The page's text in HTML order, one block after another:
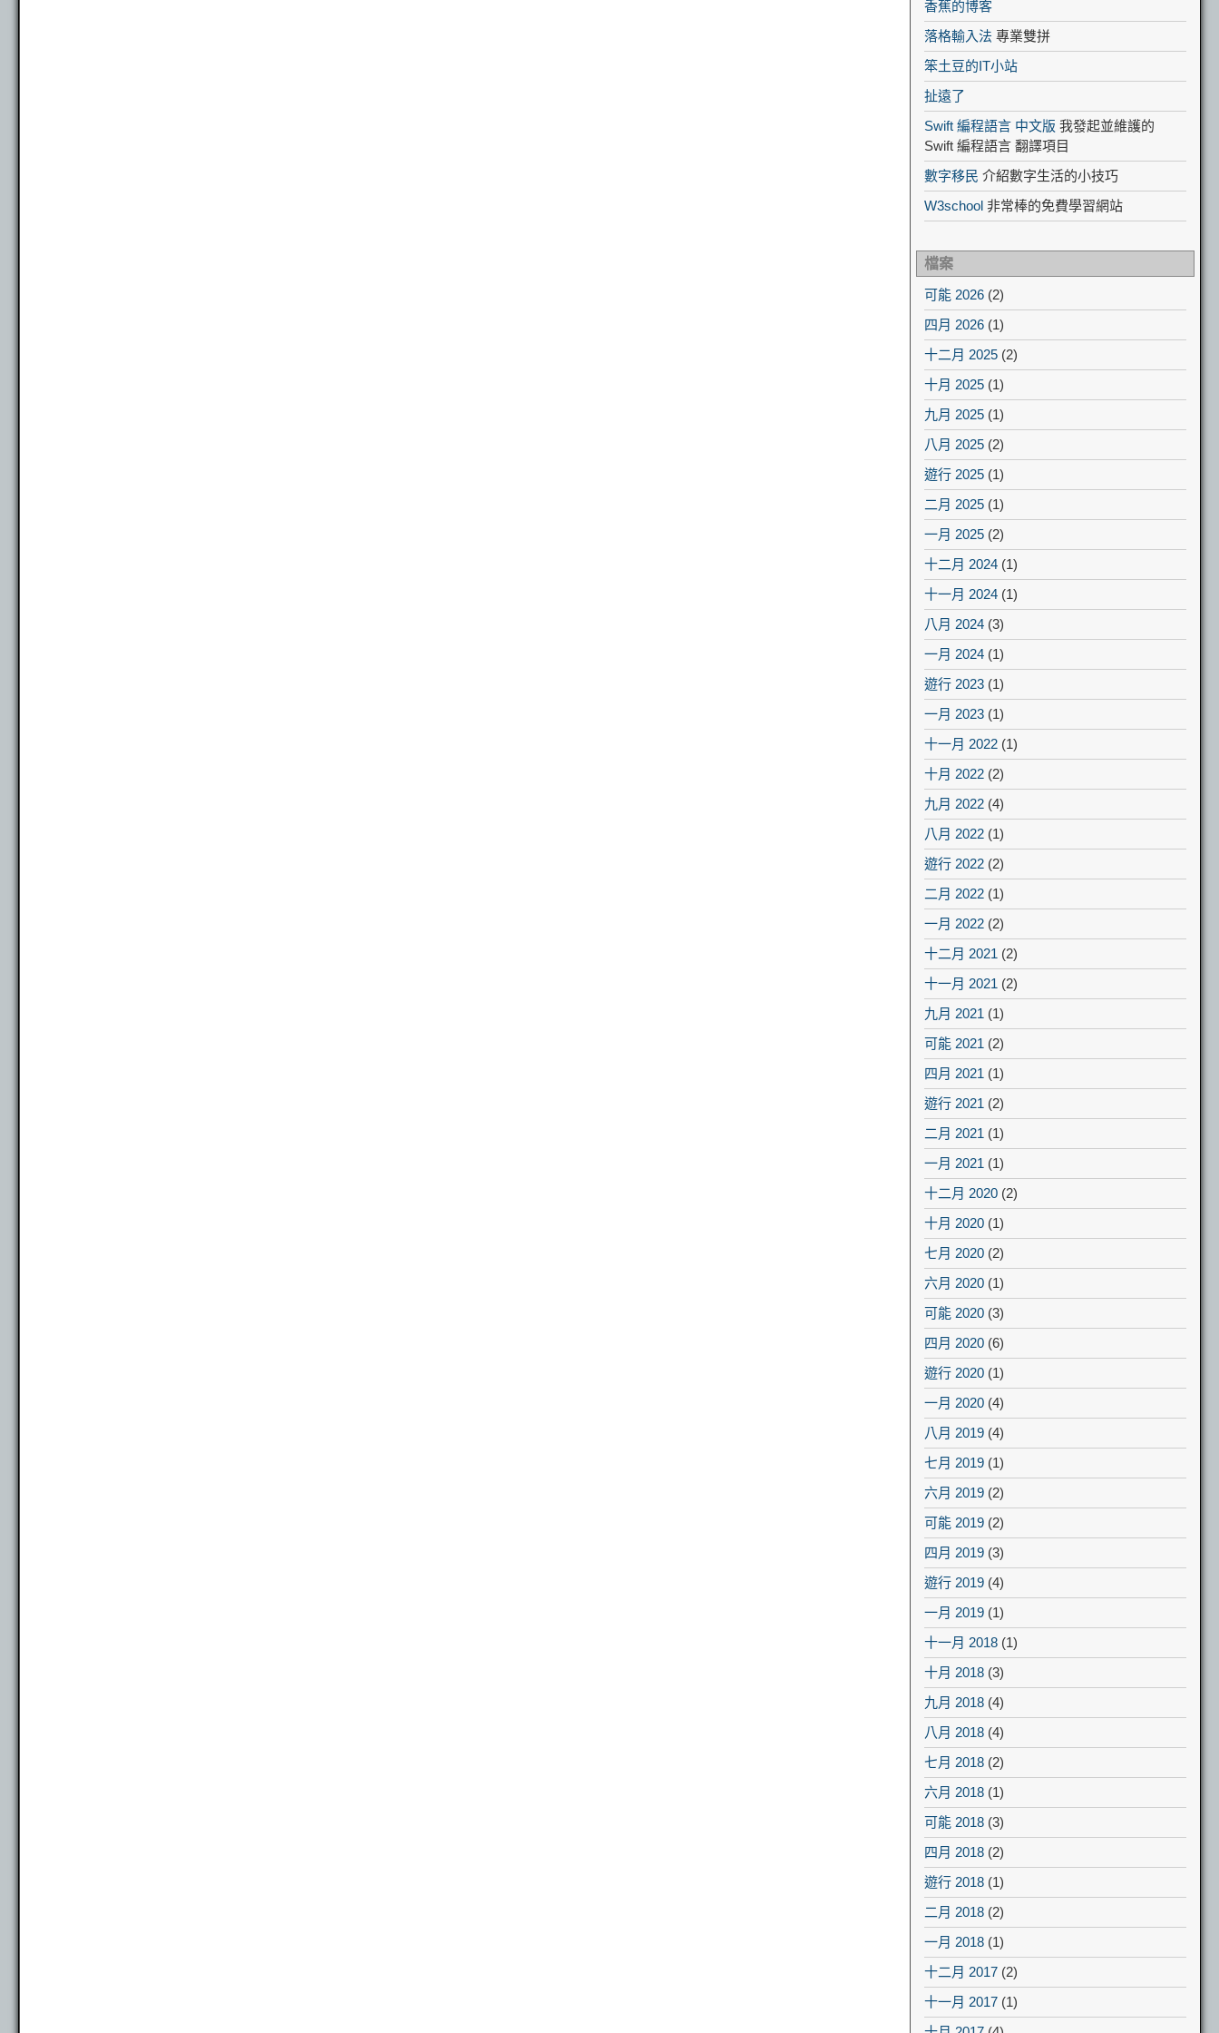
香蕉的博客
落格輸入法 專業雙拼
笨土豆的IT小站
扯遠了
Swift 編程語言 中文版 我發起並維護的
Swift 編程語言 翻譯項目
數字移民 介紹數字生活的小技巧
W3school 非常棒的免費學習網站
檔案
可能 2026 (2)
四月 2026 (1)
十二月 2025 (2)
十月 2025 (1)
九月 2025 (1)
八月 2025 (2)
遊行 2025 (1)
二月 2025 (1)
一月 2025 (2)
十二月 2024 (1)
十一月 2024 (1)
八月 2024 (3)
一月 2024 (1)
遊行 2023 (1)
一月 2023 (1)
十一月 2022 (1)
十月 2022 (2)
九月 2022 (4)
八月 2022 (1)
遊行 2022 (2)
二月 2022 (1)
一月 2022 (2)
十二月 2021 (2)
十一月 2021 (2)
九月 2021 (1)
可能 2021 (2)
四月 2021 (1)
遊行 2021 (2)
二月 2021 (1)
一月 2021 (1)
十二月 2020 (2)
十月 2020 (1)
七月 2020 (2)
六月 2020 (1)
可能 2020 (3)
四月 2020 (6)
遊行 2020 (1)
一月 2020 (4)
八月 2019 (4)
七月 2019 (1)
六月 2019 (2)
可能 2019 (2)
四月 2019 (3)
遊行 2019 (4)
一月 2019 (1)
十一月 2018 (1)
十月 2018 (3)
九月 2018 (4)
八月 2018 (4)
七月 2018 (2)
六月 2018 (1)
可能 2018 (3)
四月 2018 (2)
遊行 2018 (1)
二月 2018 (2)
一月 2018 (1)
十二月 2017 (2)
十一月 2017 (1)